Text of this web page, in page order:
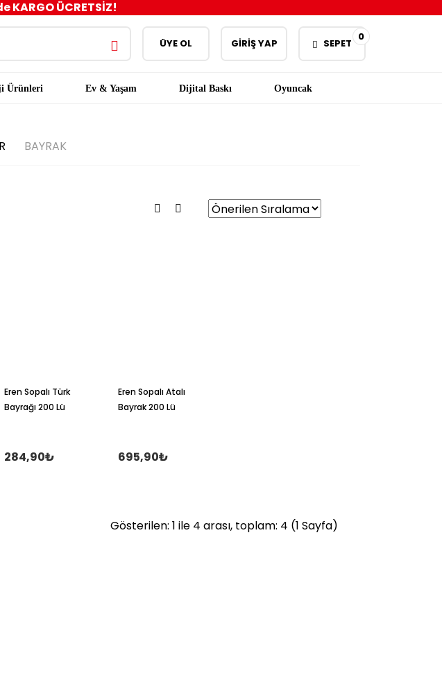
ÜCRETSİZ!
ÜYE OL GİRİŞ YAP SEPET
0
Ürünleri Ev & Yaşam Dijital Baskı Oyuncak
BAYRAK
Eren Sopalı Türk
Bayrağı 200 Lü
284,90₺
Eren Sopalı Atalı
Bayrak 200 Lü
695,90₺
Gösterilen: 1 ile 4 arası, toplam: 4 (1 Sayfa)